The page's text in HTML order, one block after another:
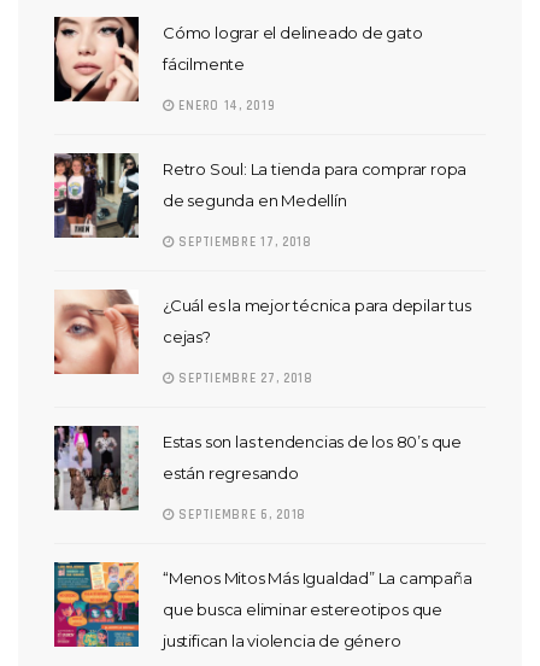
Cómo lograr el delineado de gato
fácilmente
ENERO 14, 2019
Retro Soul: La tienda para comprar ropa
de segunda en Medellín
SEPTIEMBRE 17, 2018
¿Cuál es la mejor técnica para depilar tus
cejas?
SEPTIEMBRE 27, 2018
Estas son las tendencias de los 80’s que
están regresando
SEPTIEMBRE 6, 2018
“Menos Mitos Más Igualdad” La campaña
que busca eliminar estereotipos que
justifican la violencia de género